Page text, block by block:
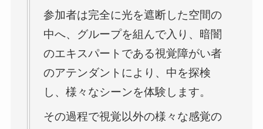
参加者は完全に光を遮断した空間の
中へ、グループを組んで入り、暗闇
のエキスパートである視覚障がい者
のアテンダントにより、中を探検
し、様々なシーンを体験します。
その過程で視覚以外の様々な感覚の